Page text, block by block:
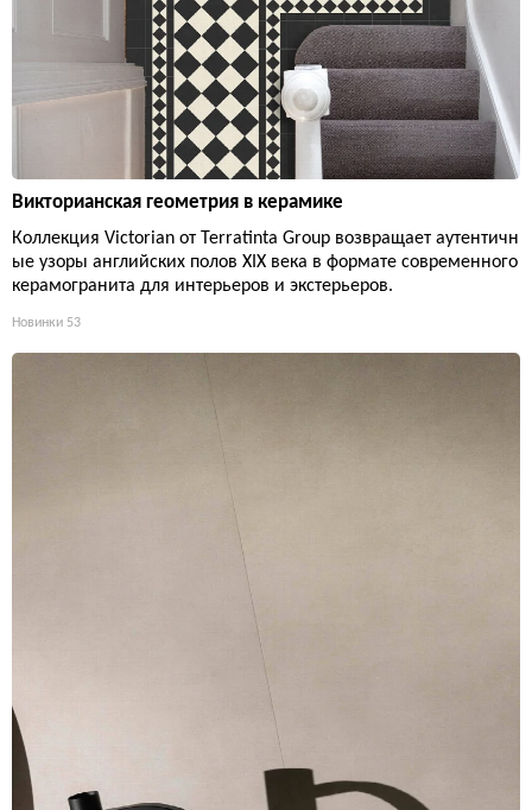
Викторианская геометрия в керамике
Коллекция Victorian от Terratinta Group возвращает аутентичн
ые узоры английских полов XIX века в формате современного
керамогранита для интерьеров и экстерьеров.
Новинки 53